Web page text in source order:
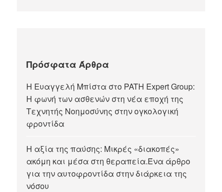
Πρόσφατα Άρθρα
Η Ευαγγελή Μπίστα στο PATH Expert Group:
Η φωνή των ασθενών στη νέα εποχή της
Τεχνητής Νοημοσύνης στην ογκολογική
φροντίδα
Η αξία της παύσης: Μικρές «διακοπές»
ακόμη και μέσα στη θεραπεία.Ένα άρθρο
για την αυτοφροντίδα στην διάρκεια της
νόσου